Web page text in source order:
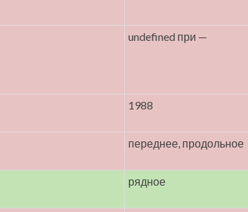
undefined при —
1988
переднее, продольное
рядное